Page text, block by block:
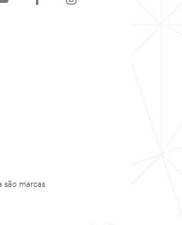
são marcas